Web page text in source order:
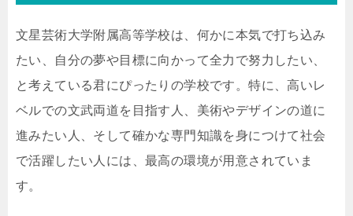
文星芸術大学附属高等学校は、何かに本気で打ち込み
たい、自分の夢や目標に向かって全力で努力したい、
と考えている君にぴったりの学校です。特に、高いレ
ベルでの文武両道を目指す人、美術やデザインの道に
進みたい人、そして確かな専門知識を身につけて社会
で活躍したい人には、最高の環境が用意されていま
す。